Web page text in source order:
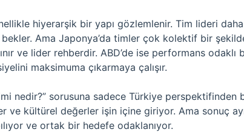
hiyerarşik bir yapı gözlemlenir. Tim lideri
Ama Japonya’da timler çok kolektif bir
ve lider rehberdir. ABD’de ise performans odaklı
maksimuma çıkarmaya çalışır.
nedir?” sorusuna sadece Türkiye
ve kültürel değerler işin içine giriyor. Ama sonuç
ve ortak bir hedefe odaklanıyor.